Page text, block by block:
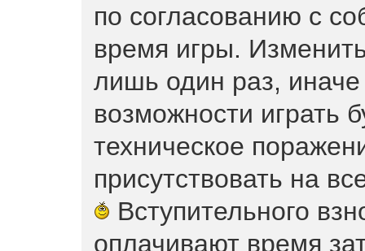
по согласованию с
время игры.
лишь один раз,
возможности играть
техническое
присутствовать на
Вступительного
оплачивают время